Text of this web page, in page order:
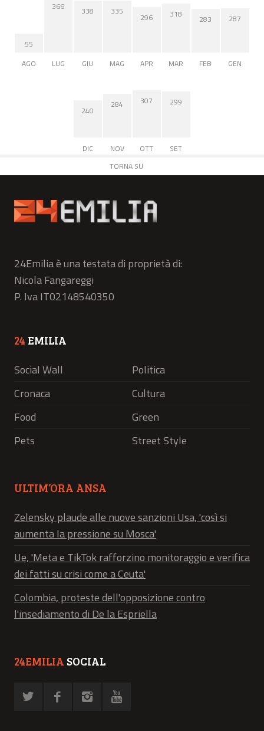
55
AGO
366
LUG
338
GIU
335
MAG
296
APR
318
MAR
283
FEB
287
GEN
240
DIC
284
NOV
307
OTT
299
SET
TORNA SU
24Emilia è una testata di proprietà di:
Nicola Fangareggi
P. Iva IT02148540350
24 EMILIA
Social Wall
Politica
Cronaca
Cultura
Food
Green
Pets
Street Style
ULTIM’ORA ANSA
Zelensky plaude alle nuove sanzioni Usa, 'così si
aumenta la pressione su Mosca'
Ue, 'Meta e TikTok rafforzino monitoraggio e verifica
dei fatti su crisi come a Ceuta'
Colombia, proteste dell'opposizione contro
l'insediamento di De la Espriella
24EMILIA SOCIAL